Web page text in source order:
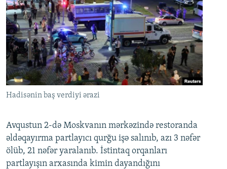
Hadisənin baş verdiyi ərazi
Avqustun 2-də Moskvanın mərkəzində restoranda
əldəqayırma partlayıcı qurğu işə salınıb, azı 3 nəfər
ölüb, 21 nəfər yaralanıb. İstintaq orqanları
partlayışın arxasında kimin dayandığını